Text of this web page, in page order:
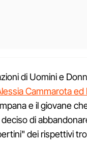
di Uomini e
Cammarota
e il giovane
di
dei rispettivi